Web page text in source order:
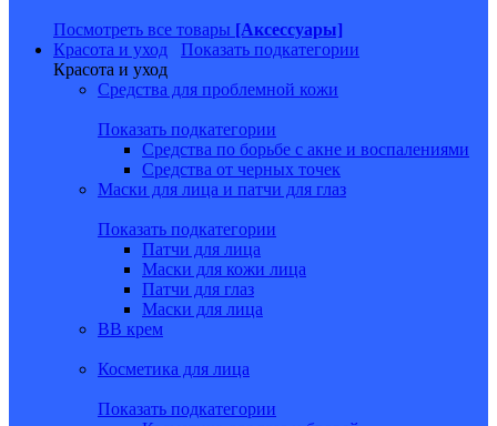
Посмотреть все товары [Аксессуары]
Красота и уход
Показать подкатегории
Красота и уход
Средства для проблемной кожи
Показать подкатегории
Средства по борьбе с акне и воспалениями
Средства от черных точек
Маски для лица и патчи для глаз
Показать подкатегории
Патчи для лица
Маски для кожи лица
Патчи для глаз
Маски для лица
BB крем
Косметика для лица
Показать подкатегории